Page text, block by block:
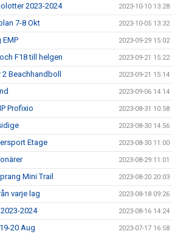
2023-2024 2023-10-10 13:28
7-8 Okt 2023-10-05 13:32
2023-09-29 15:02
F18 till helgen 2023-09-21 15:22
Beachhandboll 2023-09-21 15:14
2023-09-06 14:14
Profixio 2023-08-31 10:58
2023-08-30 14:56
Etage 2023-08-30 11:00
2023-08-29 11:01
Mini Trail 2023-08-20 20:03
varje lag 2023-08-18 09:26
2024 2023-08-16 14:24
20 Aug 2023-07-17 16:58